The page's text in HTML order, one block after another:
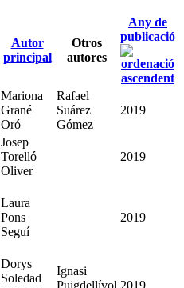
Autor
principal
Otros
autores
Any de
publicació
Mariona
Grané
Oró
Rafael
Suárez
Gómez
2019
Josep
Torelló
Oliver
2019
Laura
Pons
Seguí
2019
Dorys
Soledad
Ignasi
Puigdellívol 2019